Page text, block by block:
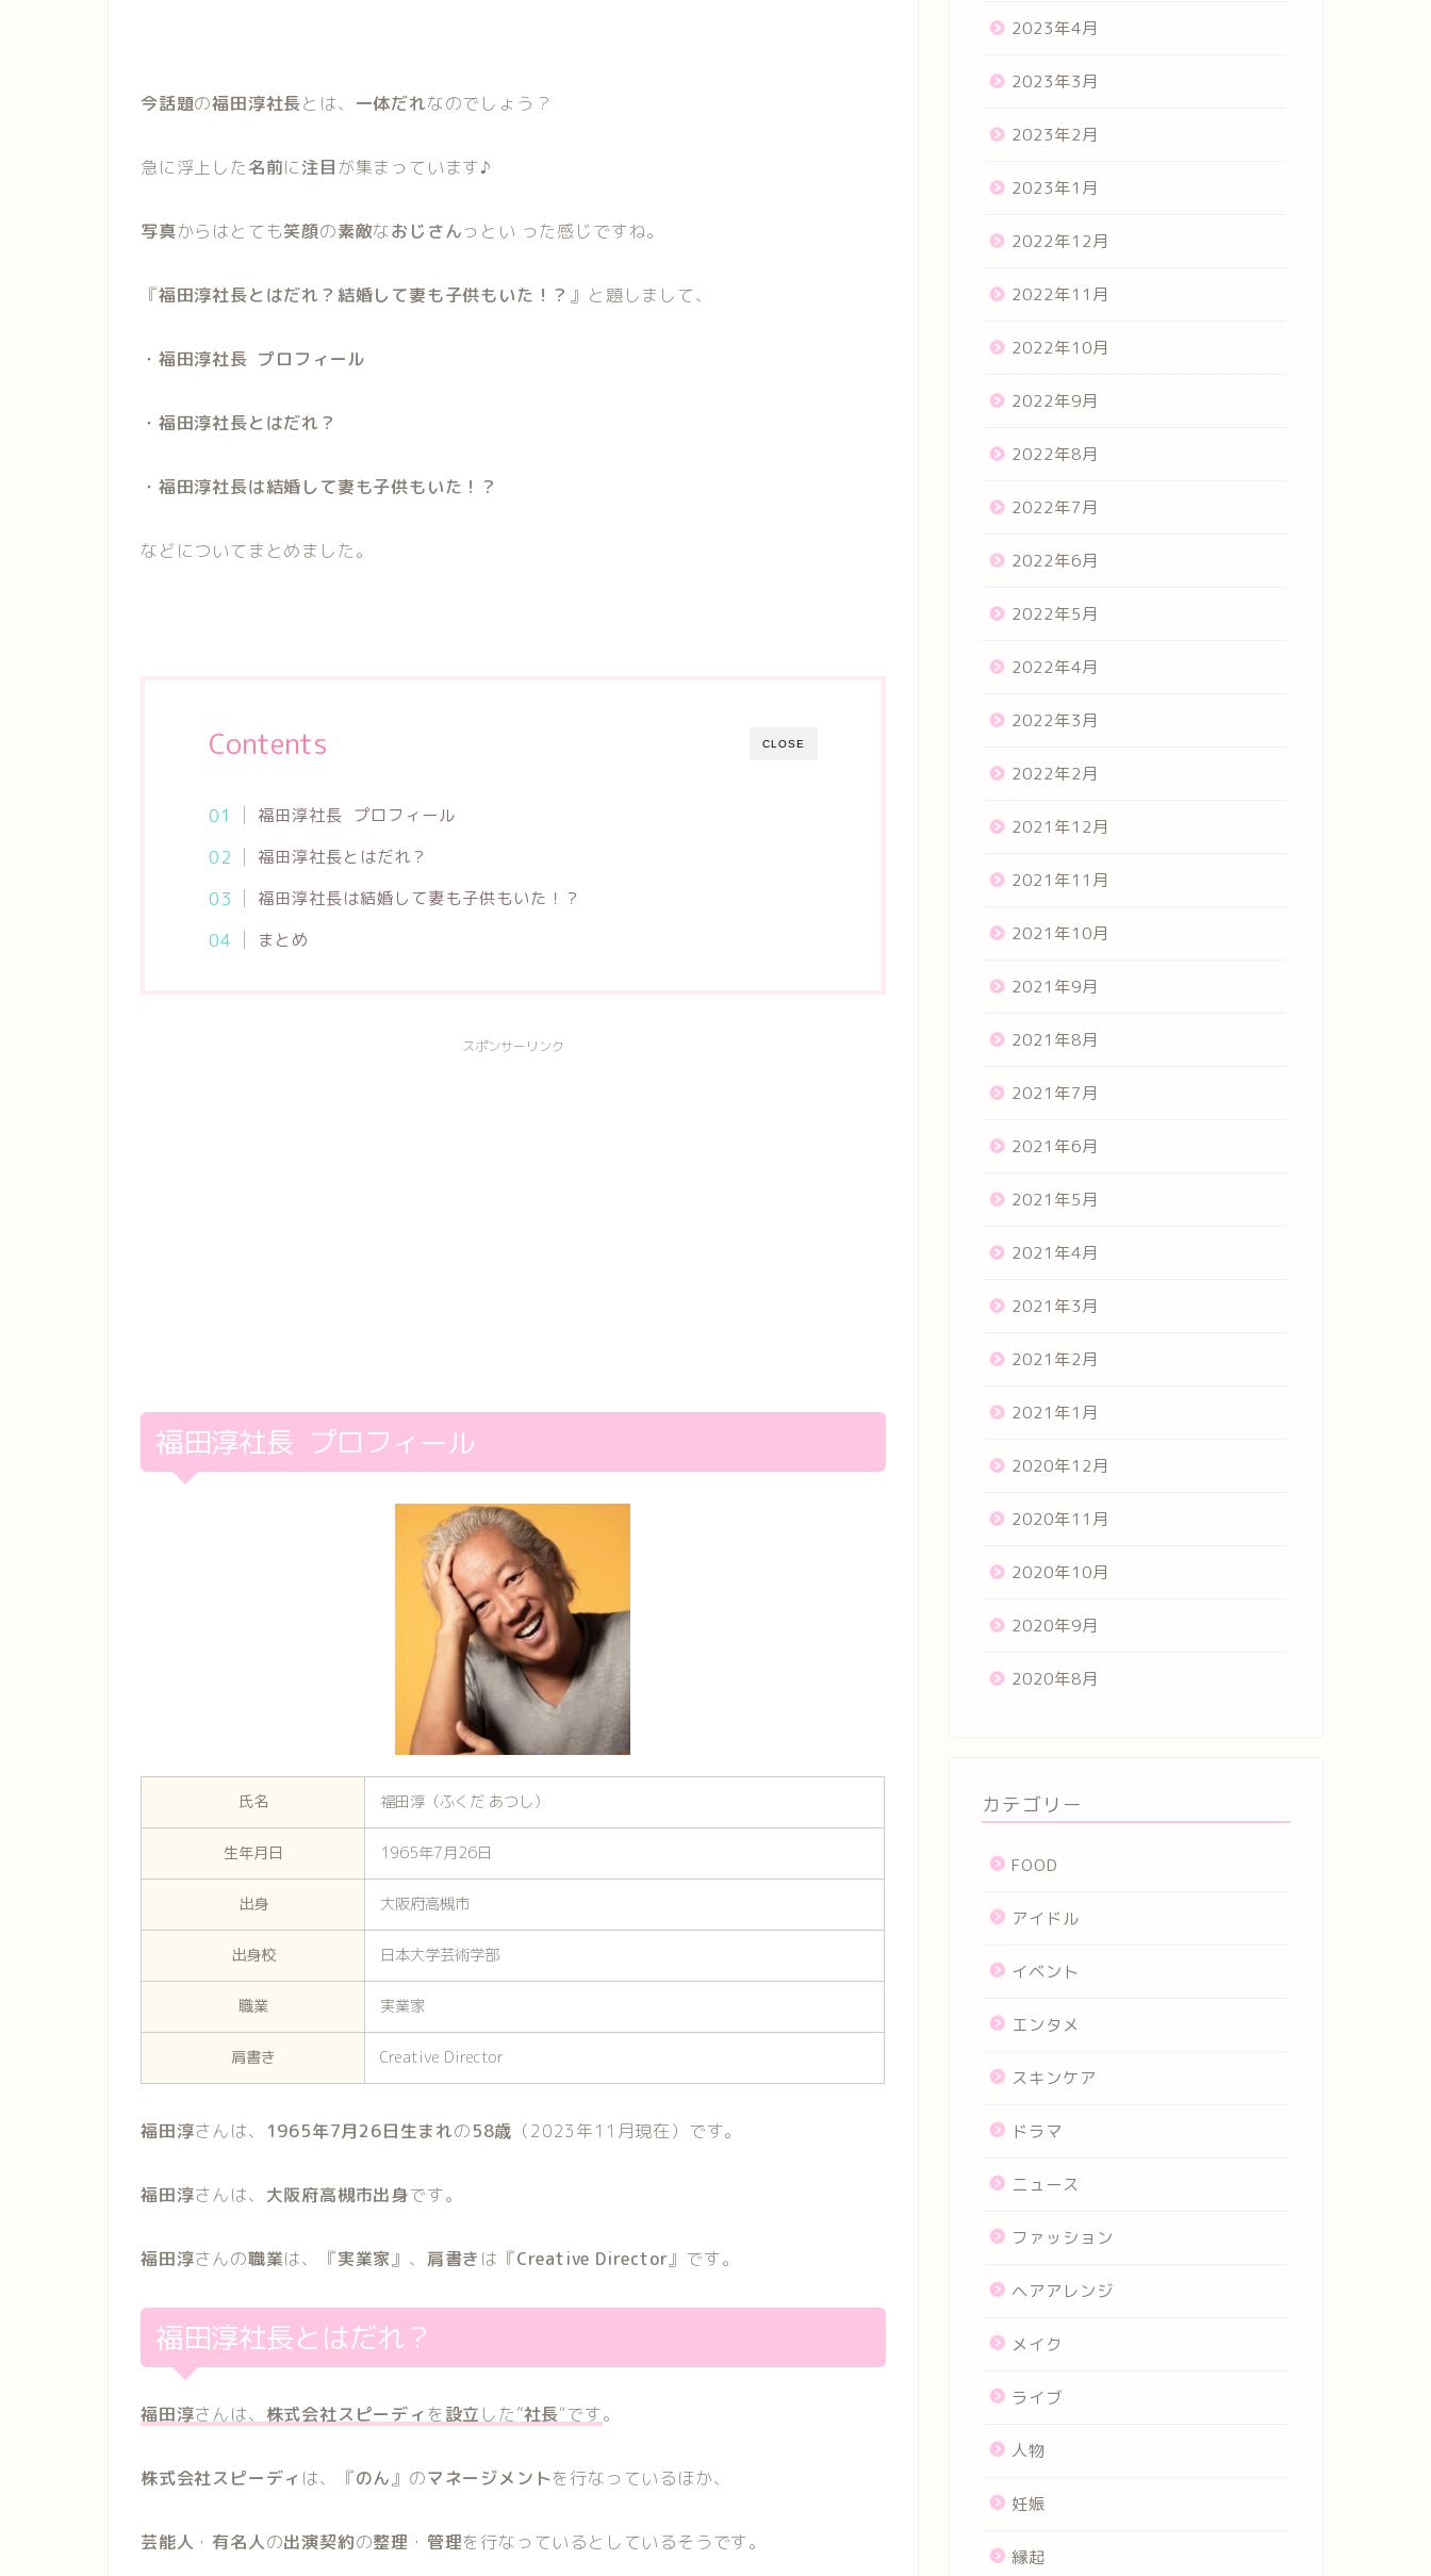
今話題の福田淳社長とは、 一体だれなのでしょう？
急に浮上した名前に注目 が集まっています♪
写真からはとても笑顔の素敵なおじさんっとい った感じですね。
『福田淳社長とはだれ？結婚して妻も子供もいた！？ 』と題しまして、
・福田淳社長 プロフィール
・福田淳社長とはだれ？
・福田淳社長は結婚して妻も子供もいた！？
などについてまとめました。
CLOSE
Contents
福田淳社長 プロフィール
福田淳社長とはだれ？
福田淳社長は結婚して妻も子供もいた！？
まとめ
スポンサーリンク
福田淳社長 プロフィール
氏名 福田淳（ふくだ あつし）
生年月日 1965年7月26日
出身 大阪府高槻市
出身校 日本大学芸術学部
職業 実業家
肩書き Creative Director
福田淳さんは、 1965年7月26日生まれの58歳 （2023年11月現在）です。
福田淳さんは、 大阪府高槻市出身です。
福田淳さんの職業は、『実業家』、 肩書き は『Creative Director』です。
福田淳社長とはだれ？
福田淳さんは、 株式会社スピーディ を設立 した”社長“です。
株式会社スピーディ は、『のん』のマネージメントを行なっているほか、
芸能人 ・ 有名人の出演契約の整理 ・ 管理を行なっているとしているそうです。
2023年4月
2023年3月
2023年2月
2023年1月
2022年12月
2022年11月
2022年10月
2022年9月
2022年8月
2022年7月
2022年6月
2022年5月
2022年4月
2022年3月
2022年2月
2021年12月
2021年11月
2021年10月
2021年9月
2021年8月
2021年7月
2021年6月
2021年5月
2021年4月
2021年3月
2021年2月
2021年1月
2020年12月
2020年11月
2020年10月
2020年9月
2020年8月
カテゴリー
FOOD
アイドル
イベント
エンタメ
スキンケア
ドラマ
ニュース
ファッション
ヘアアレンジ
メイク
ライブ
人物
妊娠
縁起